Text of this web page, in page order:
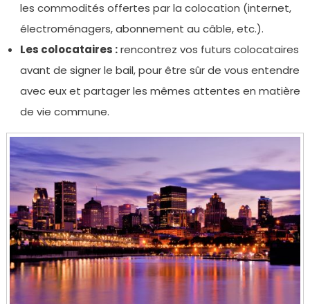
les commodités offertes par la colocation (internet,
électroménagers, abonnement au câble, etc.).
Les colocataires :rencontrez vos futurs colocataires
avant de signer le bail, pour être sûr de vous entendre
avec eux et partager les mêmes attentes en matière
de vie commune.